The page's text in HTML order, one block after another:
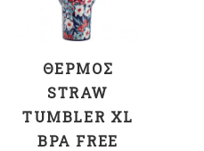
ΘΕΡΜΌΣ
STRAW
TUMBLER XL
BPA FREE